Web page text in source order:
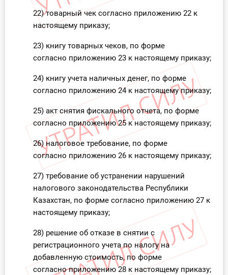
22) товарный чек согласно приложению 22 к
настоящему приказу;
23) книгу товарных чеков, по форме
согласно приложению 23 к настоящему приказу;
24) книгу учета наличных денег, по форме
согласно приложению 24 к настоящему приказу;
25) акт снятия фискального отчета, по форме
согласно приложению 25 к настоящему приказу;
26) налоговое требование, по форме
согласно приложению 26 к настоящему приказу;
27) требование об устранении нарушений
налогового законодательства Республики
Казахстан, по форме согласно приложению 27 к
настоящему приказу;
28) решение об отказе в снятии с
регистрационного учета по налогу на
добавленную стоимость, по форме
согласно приложению 28 к настоящему приказу;